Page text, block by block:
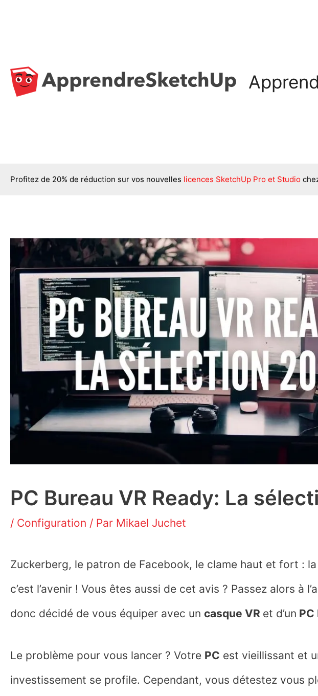
Profitez de 20% de réduction sur vos nouvelles licences SketchUp Pro et Studio
PC Bureau VR Ready: La
/ Configuration / Par Mikael Juchet
Zuckerberg, le patron de Facebook, le clame haut et fort : la
c’est l’avenir ! Vous êtes aussi de cet avis ? Passez alors à
donc décidé de vous équiper avec un casque VR et d’un PC
Le problème pour vous lancer ? Votre PC est vieillissant et
investissement se profile. Cependant, vous détestez vous